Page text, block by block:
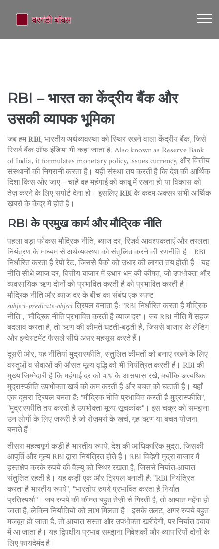
RBI – भारत का केंद्रीय बैंक और
उसकी व्यापक भूमिका
जब हमRBI, भारतीय अर्थव्यवस्था को स्थिर रखने वाला केंद्रीय बैंक, जिसे
रिसर्व बैंक ऑफ़ इंडिया भी कहा जाता है. Also known as Reserve Bank
of India, it formulates monetary policy, issues currency, और वित्तीय
संस्थानों की निगरानी करता है । यही संस्था तय करती है कि देश की आर्थिक
दिशा किस ओर जाए – चाहे वह महंगाई को काबू में रखना हो या विकास को
तेज़ करने के लिए सपोर्ट देना हो। इसलिएRBIके कदम अक्सर सभी आर्थिक
ख़बरों के केंद्र में होते हैं।
RBI के प्रमुख कार्य और मौद्रिक नीति
पहला बड़ा फोकसमौद्रिक नीति, ब्याज दर, रिज़र्व आवश्यकताएँ और तरलता
नियंत्रण के माध्यम से अर्थव्यवस्था को संतुलित करने की रणनीतिहै। RBI
निर्धारित करता है रेपो रेट, जिससे बैंकों को उधार की लागत तय होती है। यह
नीति सीधेब्याज दर, वित्तीय बाजार में उधार‑धन की कीमत, जो उपभोक्ता और
व्यवसायिक ऋण दोनों को प्रभावित करती हैको प्रभावित करती है।
मौद्रिक नीति और ब्याज दर के बीच का संबंध एक स्पष्ट
subject‑predicate‑objectत्रिपल बनाता है: "RBI निर्धारित करता है मौद्रिक
नीति", "मौद्रिक नीति प्रभावित करती है ब्याज दर"। जब RBI नीति में सहज
बदलाव करता है, तो ऋण की कीमतें घटती‑बढ़ती हैं, जिससे बाजार के लेंडिंग
और इन्वेस्टमेंट फैसले सीधे असर महसूस करते हैं।
दूसरी ओर, यह नीतियांमुद्रास्फीति, संतुलित कीमतों को बनाए रखने के लिए
वस्तुओं व सेवाओं की औसत मूल्य वृद्धिको भी नियंत्रित करती हैं। RBI की
मुख्य जिम्मेदारी है कि महंगाई दर को 4 % के आसपास रखे, क्योंकि अत्यधिक
मुद्रास्फीति उपभोक्ता खर्च को कम करती है और बचत को घटाती है। यहाँ
एक दूसरा ट्रिपल बनता है: "मौद्रिक नीति प्रभावित करती है मुद्रास्फीति",
"मुद्रास्फीति तय करती है उपभोक्ता मूल्य सूचकांक"। इस चक्र को समझना
उन लोगों के लिए जरूरी है जो रोज़मर्रा के खर्च, गृह ऋण या बचत योजना
बनाते हैं।
तीसरा महत्वपूर्ण कड़ी हैभारतीय रुपये, देश की आधिकारिक मुद्रा, जिसकी
आपूर्ति और मूल्य RBI द्वारा नियंत्रित होते हैं । RBI विदेशी मुद्रा बाजार में
हस्तक्षेप करके रुपये की वैल्यू को स्थिर रखता है, जिससे निर्यात‑आयात
संतुलित रहती है। यह कड़ी एक और ट्रिपल बनाती है: "RBI नियंत्रित
करता है भारतीय रुपये", "भारतीय रुपये प्रभावित करता है निर्यात
प्रतिस्पर्धा"। जब रुपये की कीमत बहुत तेज़ी से गिरती है, तो आयात महँगा हो
जाता है, लेकिन निर्यातियों को लाभ मिलता है। इसके उलट, अगर रुपये बहुत
मजबूत हो जाता है, तो आयात सस्ता और उपभोक्ता खरीदेगी, पर निर्यात दबाव
में आ जाता है। यह द्विपक्षीय प्रभाव समझना निवेशकों और व्यापारियों दोनों के
लिए फायदेमंद है।